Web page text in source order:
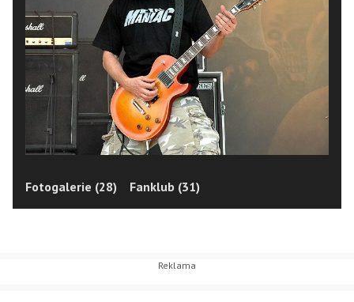
Fotogalerie (28) Fanklub (31)